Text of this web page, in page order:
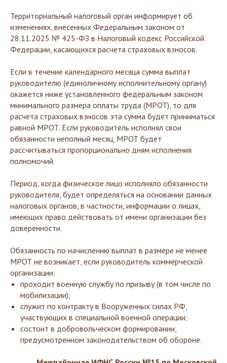
Территориальный налоговый орган информирует об
изменениях, внесенных Федеральным законом от
28.11.2025 № 425-ФЗ в Налоговый кодекс Российской
Федерации, касающихся расчета страховых взносов.
Если в течение календарного месяца сумма выплат
руководителю (единоличному исполнительному органу)
окажется ниже установленного федеральным законом
минимального размера оплаты труда (МРОТ), то для
расчета страховых взносов эта сумма будет приниматься
равной МРОТ. Если руководитель исполнял свои
обязанности неполный месяц, МРОТ будет
рассчитываться пропорционально дням исполнения
полномочий.
Период, когда физическое лицо исполняло обязанности
руководителя, будет определяться на основании данных
налоговых органов, в частности, информации о лицах,
имеющих право действовать от имени организации без
доверенности.
Обязанность по начислению выплат в размере не менее
МРОТ не возникает, если руководитель коммерческой
организации:
проходит военную службу по призыву (в том числе по
мобилизации);
служит по контракту в Вооруженных силах РФ,
участвующих в специальной военной операции;
состоит в добровольческом формировании,
предусмотренном законодательством об обороне.